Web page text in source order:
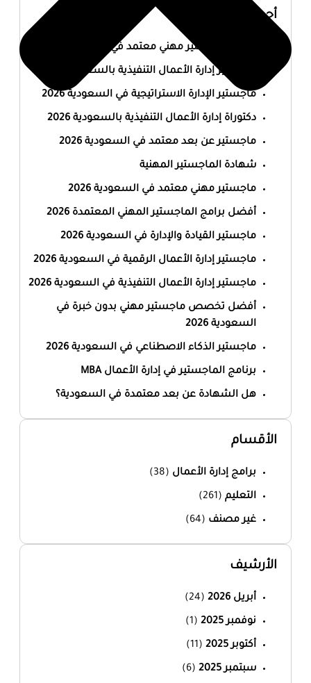
أحدث المقالات
أفضل ماجستير مهني معتمد في السعودية 2026
ماجستير إدارة الأعمال التنفيذية بالسعودية 2026
ماجستير الإدارة الاستراتيجية في السعودية 2026
دكتوراة إدارة الأعمال التنفيذية بالسعودية 2026
ماجستير عن بعد معتمد في السعودية 2026
شهادة الماجستير المهنية
ماجستير مهني معتمد في السعودية 2026
أفضل برامج الماجستير المهني المعتمدة 2026
ماجستير القيادة والإدارة في السعودية 2026
ماجستير إدارة الأعمال الرقمية في السعودية 2026
ماجستير إدارة الأعمال التنفيذية في السعودية 2026
أفضل تخصص ماجستير مهني بدون خبرة في
السعودية 2026
ماجستير الذكاء الاصطناعي في السعودية 2026
برنامج الماجستير في إدارة الأعمال MBA
هل الشهادة عن بعد معتمدة في السعودية؟
الأقسام
برامج إدارة الأعمال (38)
التعليم (261)
غير مصنف (64)
الأرشيف
أبريل 2026 (24)
نوفمبر 2025 (1)
أكتوبر 2025 (11)
سبتمبر 2025 (6)